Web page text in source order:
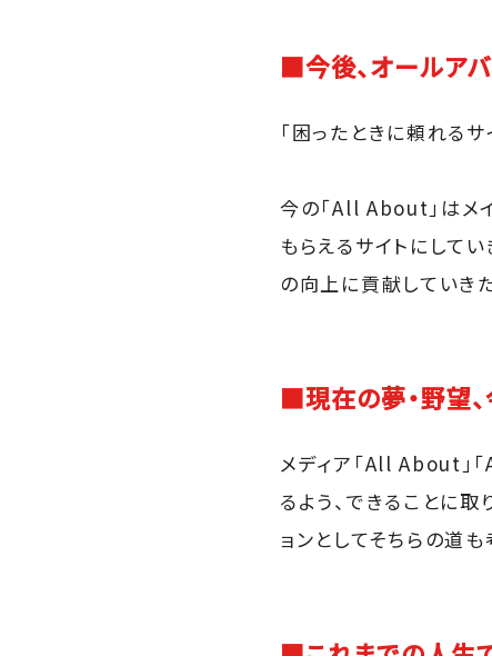
■今後、オールア
「困ったときに頼れるサ
今の「All About」はメ
もらえるサイトにして
の向上に貢献していき
■現在の夢・野望
メディア「All About」
るよう、できることに
ョンとしてそちらの道も